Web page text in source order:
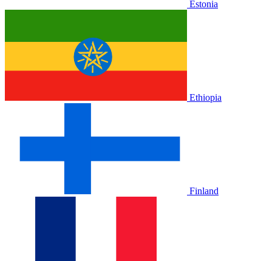
Estonia
Ethiopia
Finland